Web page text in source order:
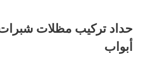
حداد تركيب مظلات
أبواب